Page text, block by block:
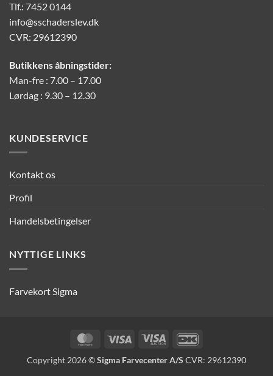
Tlf.: 7452 0144
info@sschaderslev.dk
CVR: 29612390
Butikkens åbningstider:
Man-fre : 7.00 – 17.00
Lørdag : 9.30 – 12.30
KUNDESERVICE
Kontakt os
Profil
Handelsbetingelser
NYTTIGE LINKS
Farvekort Sigma
MasterCardVisa
Visa
Copyright 2026 ©Sigma Farvecenter A/S CVR: 29612390